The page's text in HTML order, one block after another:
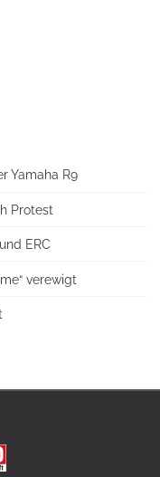
Yamaha R9
Protest
ERC
verewigt